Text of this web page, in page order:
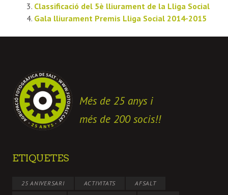
Classificació del 5è lliurament de la Lliga Social
Gala lliurament Premis Lliga Social 2014-2015
Més de 25 anys i
més de 200 socis!!
ETIQUETES
25 ANIVERSARI ACTIVITATS
AFSALT